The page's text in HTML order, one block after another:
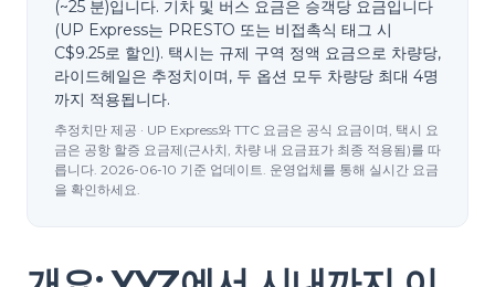
(~25 분)입니다. 기차 및 버스 요금은 승객당 요금입니다
(UP Express는 PRESTO 또는 비접촉식 태그 시
C$9.25로 할인). 택시는 규제 구역 정액 요금으로 차량당,
라이드헤일은 추정치이며, 두 옵션 모두 차량당 최대 4명
까지 적용됩니다.
추정치만 제공 · UP Express와 TTC 요금은 공식 요금이며, 택시 요
금은 공항 할증 요금제(근사치, 차량 내 요금표가 최종 적용됨)를 따
릅니다. 2026-06-10 기준 업데이트. 운영업체를 통해 실시간 요금
을 확인하세요.